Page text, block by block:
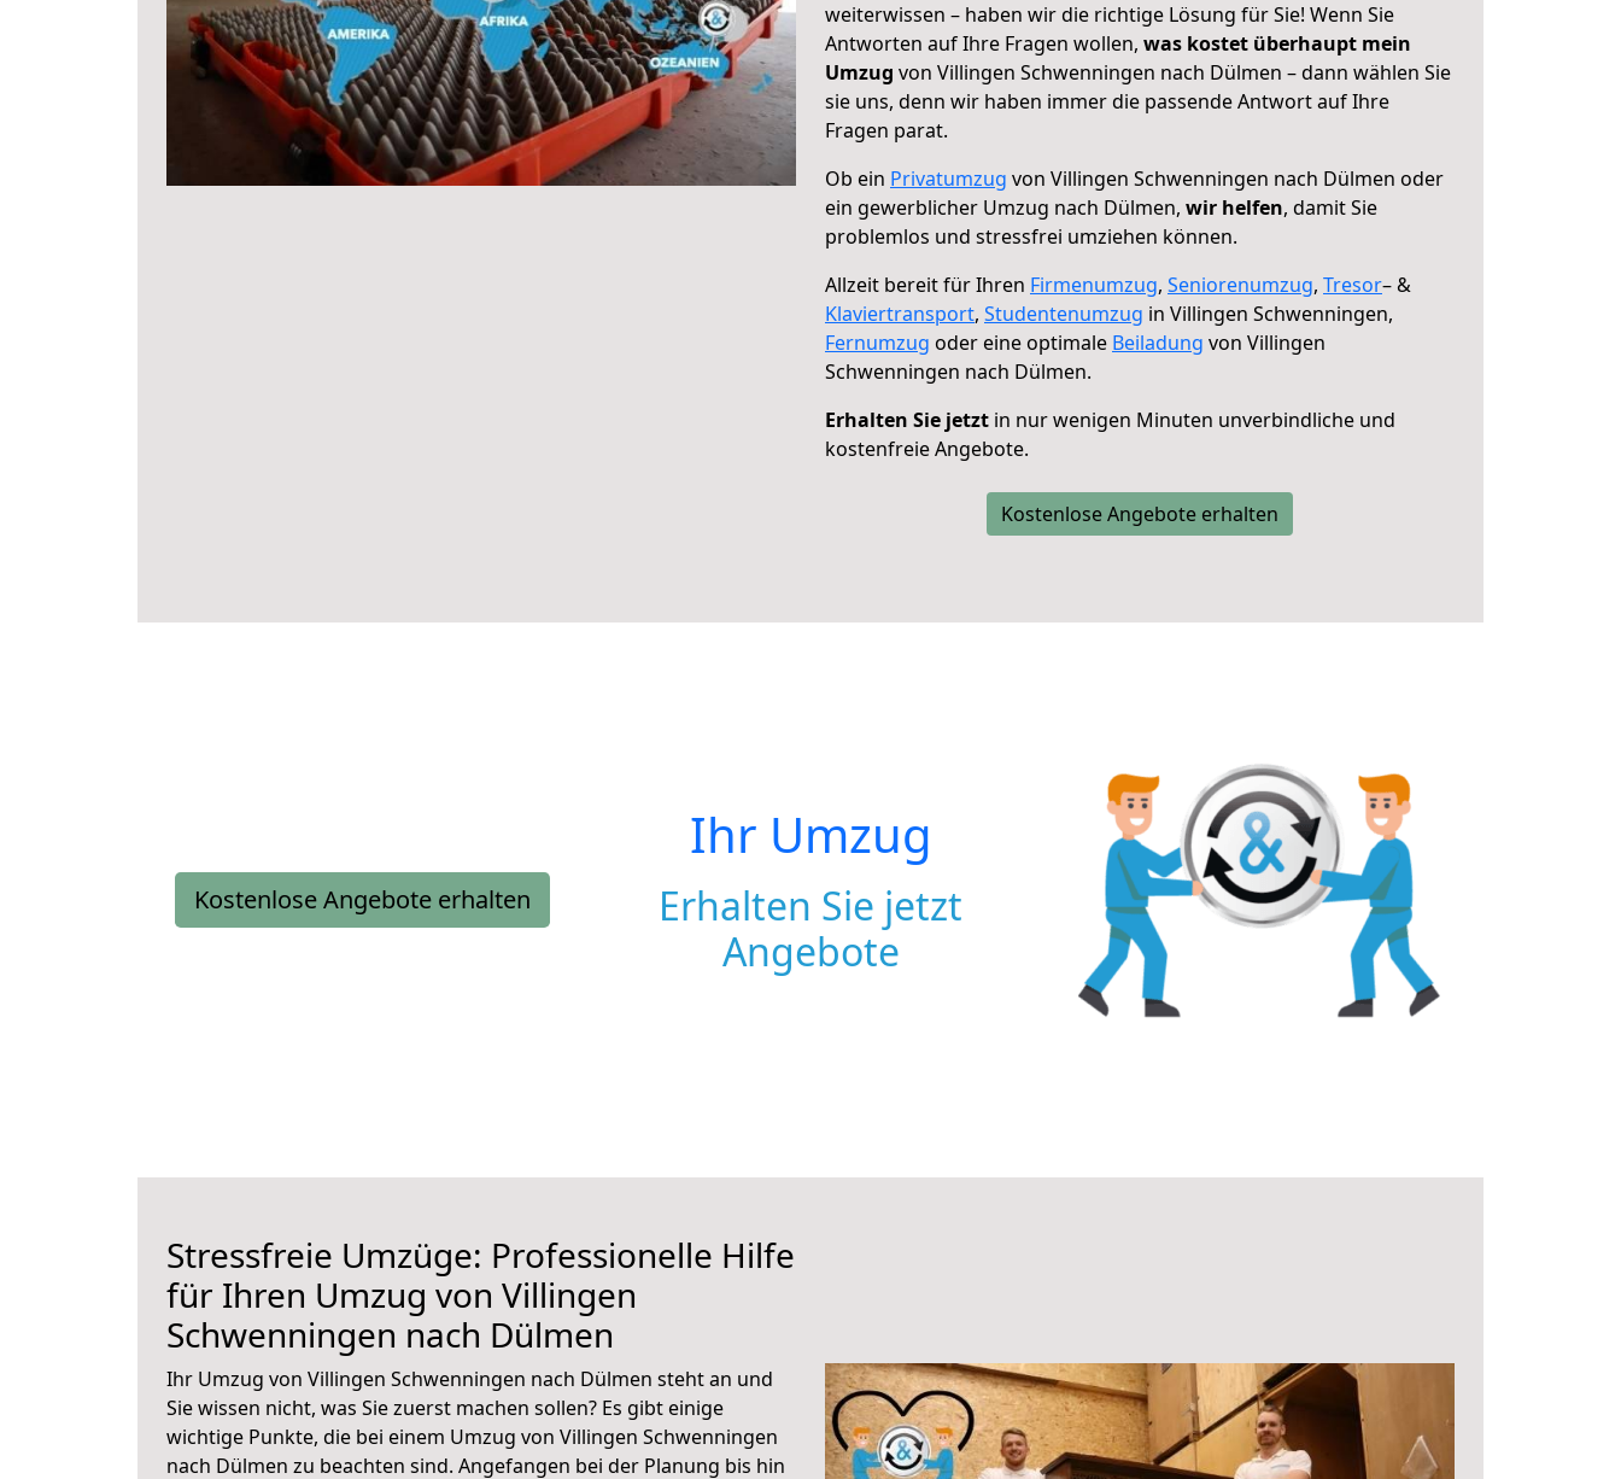
weiterwissen – haben wir die richtige Lösung für Sie! Wenn Sie
Antworten auf Ihre Fragen wollen, was kostet überhaupt mein
Umzug von Villingen Schwenningen nach Dülmen – dann wählen Sie
sie uns, denn wir haben immer die passende Antwort auf Ihre
Fragen parat.
Ob ein Privatumzug von Villingen Schwenningen nach Dülmen oder
ein gewerblicher Umzug nach Dülmen, wir helfen, damit Sie
problemlos und stressfrei umziehen können.
Allzeit bereit für Ihren Firmenumzug, Seniorenumzug, Tresor– &
Klaviertransport, Studentenumzug in Villingen Schwenningen,
Fernumzug oder eine optimale Beiladung von Villingen
Schwenningen nach Dülmen.
Erhalten Sie jetzt in nur wenigen Minuten unverbindliche und
kostenfreie Angebote.
Kostenlose Angebote erhalten
Kostenlose Angebote erhalten
Ihr Umzug
Erhalten Sie jetzt
Angebote
Stressfreie Umzüge: Professionelle Hilfe
für Ihren Umzug von Villingen
Schwenningen nach Dülmen
Ihr Umzug von Villingen Schwenningen nach Dülmen steht an und
Sie wissen nicht, was Sie zuerst machen sollen? Es gibt einige
wichtige Punkte, die bei einem Umzug von Villingen Schwenningen
nach Dülmen zu beachten sind. Angefangen bei der Planung bis hin